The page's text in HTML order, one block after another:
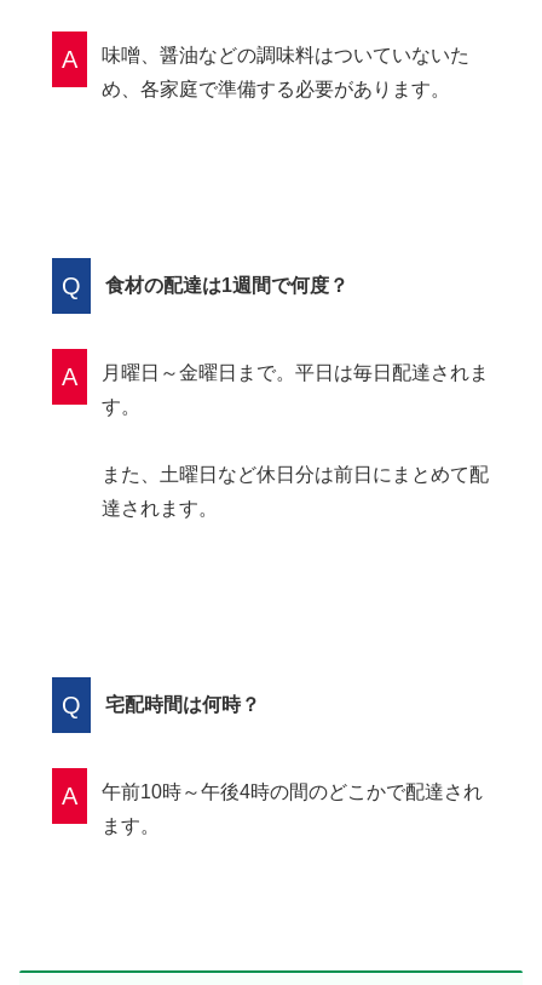
A
味噌、醤油などの調味料はついていないた
め、各家庭で準備する必要があります。
Q 食材の配達は1週間で何度？
A
月曜日～金曜日まで。平日は毎日配達されま
す。
また、土曜日など休日分は前日にまとめて配
達されます。
Q 宅配時間は何時？
A
午前10時～午後4時の間のどこかで配達され
ます。